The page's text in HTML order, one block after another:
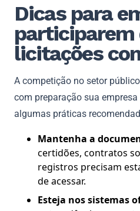
Dicas para
participarem
licitações
A competição no setor
com preparação sua
algumas práticas
Mantenha a
certidões, contratos
registros precisam
de acessar.
Esteja nos sistemas